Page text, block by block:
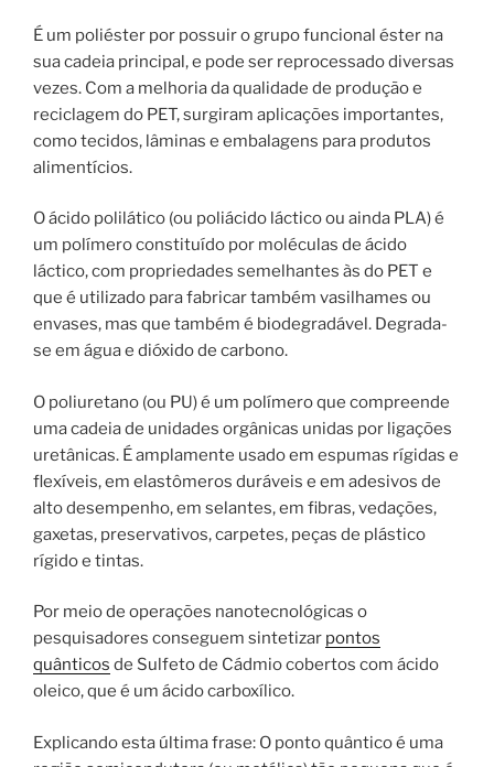
É um poliéster por possuir o grupo funcional éster na
sua cadeia principal, e pode ser reprocessado diversas
vezes. Com a melhoria da qualidade de produção e
reciclagem do PET, surgiram aplicações importantes,
como tecidos, lâminas e embalagens para produtos
alimentícios.
O ácido polilático (ou poliácido láctico ou ainda PLA) é
um polímero constituído por moléculas de ácido
láctico, com propriedades semelhantes às do PET e
que é utilizado para fabricar também vasilhames ou
envases, mas que também é biodegradável. Degrada-
se em água e dióxido de carbono.
O poliuretano (ou PU) é um polímero que compreende
uma cadeia de unidades orgânicas unidas por ligações
uretânicas. É amplamente usado em espumas rígidas e
flexíveis, em elastômeros duráveis e em adesivos de
alto desempenho, em selantes, em fibras, vedações,
gaxetas, preservativos, carpetes, peças de plástico
rígido e tintas.
Por meio de operações nanotecnológicas o
pesquisadores conseguem sintetizar pontos
quânticos de Sulfeto de Cádmio cobertos com ácido
oleico, que é um ácido carboxílico.
Explicando esta última frase: O ponto quântico é uma